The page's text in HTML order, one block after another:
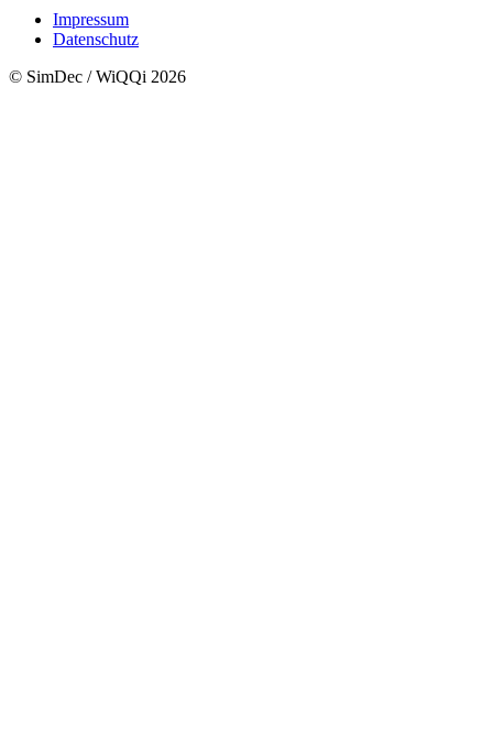
Impressum
Datenschutz
© SimDec / WiQQi 2026